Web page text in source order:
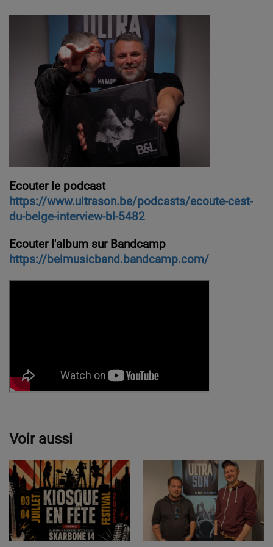
Ecouter le podcast
https://www.ultrason.be/podcasts/ecoute-cest-
du-belge-interview-bl-5482
Ecouter l'album sur Bandcamp
https://belmusicband.bandcamp.com/
Voir aussi